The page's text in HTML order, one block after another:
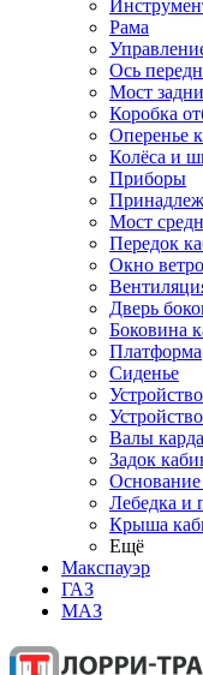
Рама
Ось
Мост
Коробка
Оперенье
Колёса и
Приборы
Мост
Передок
Окно
Дверь
Боковина
Платформа
Сиденье
Валы
Задок
Лебедка и
Крыша
Ещё
Макспауэр
ГАЗ
МАЗ